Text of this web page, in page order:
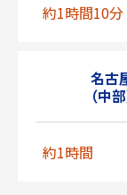
約1時間10分
名古
（中部
約1時間